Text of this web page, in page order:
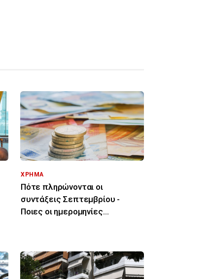
ΧΡΗΜΑ
Πότε πληρώνονται οι
συντάξεις Σεπτεμβρίου -
Ποιες οι ημερομηνίες